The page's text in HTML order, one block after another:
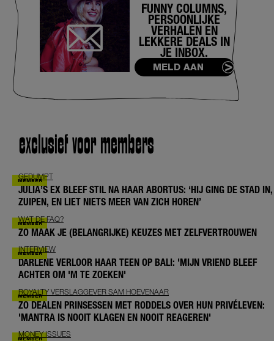
FUNNY COLUMNS,
PERSOONLIJKE
VERHALEN EN
LEKKERE DEALS IN
JE INBOX.
MELD AAN
exclusief voor members
GEDUMPT
JULIA’S EX BLEEF STIL NA HAAR ABORTUS: ‘HIJ GING DE STAD IN,
ZUIPEN, EN LIET NIETS MEER VAN ZICH HOREN’
WAT DE FAQ?
ZO MAAK JE (BELANGRIJKE) KEUZES MET ZELFVERTROUWEN
INTERVIEW
DARLENE VERLOOR HAAR TEEN OP BALI: 'MIJN VRIEND BLEEF
ACHTER OM 'M TE ZOEKEN'
ROYALTY VERSLAGGEVER SAM HOEVENAAR
ZO DEALEN PRINSESSEN MET RODDELS OVER HUN PRIVÉLEVEN:
'MANTRA IS NOOIT KLAGEN EN NOOIT REAGEREN'
MONEY ISSUES